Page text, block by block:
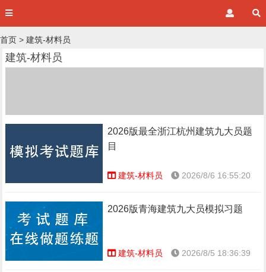
首页 > 建筑-材料员
建筑-材料员
2026版最全浙江杭州建筑九大员题
目
建筑-材料员 2026/8/6 16:55:20
2026版青海建筑九大员模拟习题
建筑-材料员 2026/8/5 18:36:39